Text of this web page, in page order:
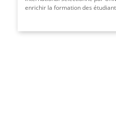
enrichir la formation des